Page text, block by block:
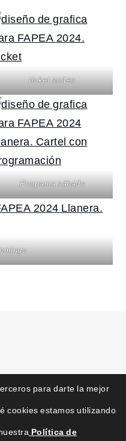
ticket sorteo
Programa sábado
para darte la mejor
cookies estamos utilizando
Política de